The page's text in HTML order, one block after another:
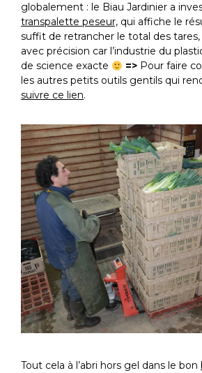
globalement : le Biau Jardinier a
transpalette peseur, qui affiche le
suffit de retrancher le total des
avec précision car l’industrie du
de science exacte
=>Pour faire
les autres petits outils gentils qui
suivre ce lien.
Tout cela à l’abri hors gel dans le bon